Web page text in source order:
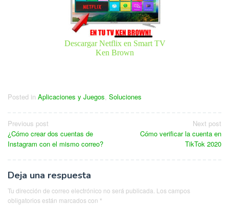
Descargar Netflix en Smart TV
Ken Brown
Posted in Aplicaciones y Juegos, Soluciones
Navegación
de
entradas
Previous post
¿Cómo crear dos cuentas de
Instagram con el mismo correo?
Next post
Cómo verificar la cuenta en
TikTok 2020
Deja una respuesta
Tu dirección de correo electrónico no será publicada. Los campos
obligatorios están marcados con *